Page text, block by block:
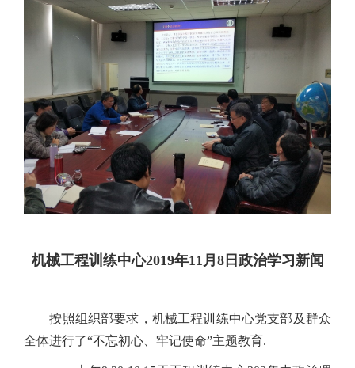
机械工程训练中心2019年11月8日政治学习新闻
按照组织部要求，机械工程训练中心党支部及群众
全体进行了“不忘初心、牢记使命”主题教育.